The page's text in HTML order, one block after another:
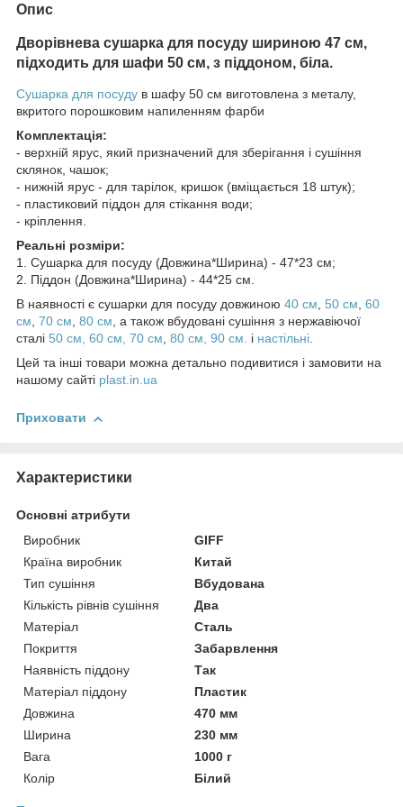
Опис
Дворівнева сушарка для посуду шириною 47 см,
підходить для шафи 50 см, з піддоном, біла.
Сушарка для посуду в шафу 50 см виготовлена з металу,
вкритого порошковим напиленням фарби
Комплектація:
- верхній ярус, який призначений для зберігання і сушіння
склянок, чашок;
- нижній ярус - для тарілок, кришок (вміщається 18 штук);
- пластиковий піддон для стікання води;
- кріплення.
Реальні розміри:
1. Сушарка для посуду (Довжина*Ширина) - 47*23 см;
2. Піддон (Довжина*Ширина) - 44*25 см.
В наявності є сушарки для посуду довжиною 40 см, 50 см, 60
см, 70 см, 80 см, а також вбудовані сушіння з нержавіючої
сталі 50 см, 60 см, 70 см, 80 см, 90 см. і настільні.
Цей та інші товари можна детально подивитися і замовити на
нашому сайті plast.in.ua
Приховати
Характеристики
Основні атрибути
Виробник
GIFF
Країна виробник
Китай
Тип сушіння
Вбудована
Кількість рівнів сушіння
Два
Матеріал
Сталь
Покриття
Забарвлення
Наявність піддону
Так
Матеріал піддону
Пластик
Довжина
470 мм
Ширина
230 мм
Вага
1000 г
Колір
Білий